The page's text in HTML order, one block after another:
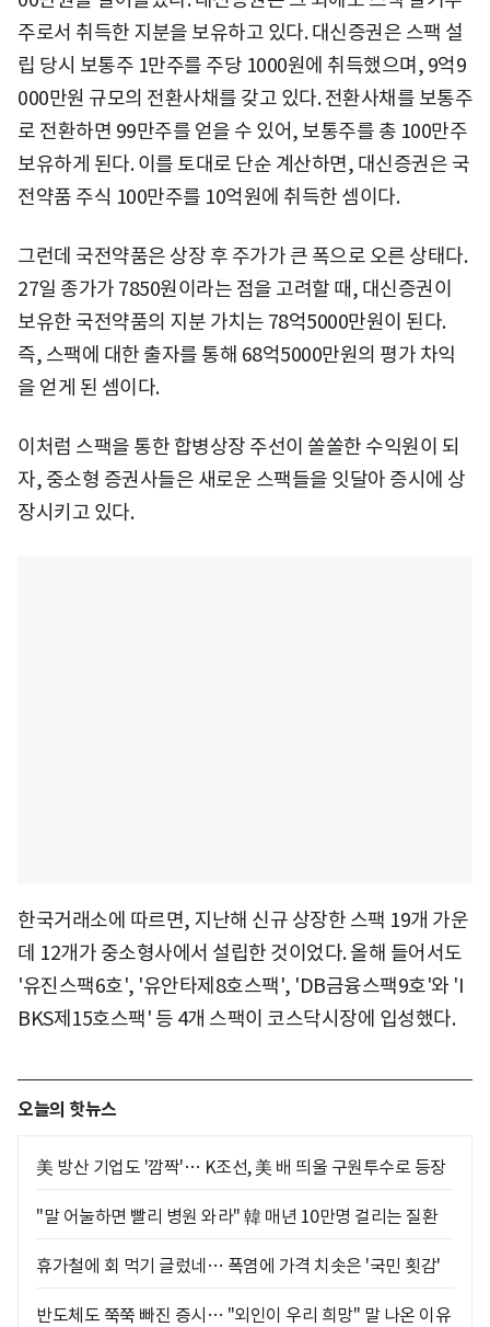
주로서 취득한 지분을 보유하고 있다. 대신증권은 스팩 설
립 당시 보통주 1만주를 주당 1000원에 취득했으며, 9억9
000만원 규모의 전환사채를 갖고 있다. 전환사채를 보통주
로 전환하면 99만주를 얻을 수 있어, 보통주를 총 100만주
보유하게 된다. 이를 토대로 단순 계산하면, 대신증권은 국
전약품 주식 100만주를 10억원에 취득한 셈이다.
그런데 국전약품은 상장 후 주가가 큰 폭으로 오른 상태다.
27일 종가가 7850원이라는 점을 고려할 때, 대신증권이
보유한 국전약품의 지분 가치는 78억5000만원이 된다.
즉, 스팩에 대한 출자를 통해 68억5000만원의 평가 차익
을 얻게 된 셈이다.
이처럼 스팩을 통한 합병상장 주선이 쏠쏠한 수익원이 되
자, 중소형 증권사들은 새로운 스팩들을 잇달아 증시에 상
장시키고 있다.
한국거래소에 따르면, 지난해 신규 상장한 스팩 19개 가운
데 12개가 중소형사에서 설립한 것이었다. 올해 들어서도
'유진스팩6호', '유안타제8호스팩', 'DB금융스팩9호'와 'I
BKS제15호스팩' 등 4개 스팩이 코스닥시장에 입성했다.
오늘의 핫뉴스
美 방산 기업도 '깜짝'… K조선, 美 배 띄울 구원투수로 등장
"말 어눌하면 빨리 병원 와라" 韓 매년 10만명 걸리는 질환
휴가철에 회 먹기 글렀네… 폭염에 가격 치솟은 '국민 횟감'
반도체도 쭉쭉 빠진 증시… "외인이 우리 희망" 말 나온 이유